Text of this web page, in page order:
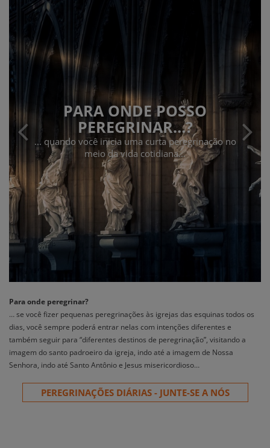
PARA ONDE POSSO
PEREGRINAR…?
... quando você inicia uma curta peregrinação no
meio da vida cotidiana...
Para onde peregrinar?
… se você fizer pequenas peregrinações às igrejas das esquinas todos os
dias, você sempre poderá entrar nelas com intenções diferentes e
também seguir para “diferentes destinos de peregrinação”, visitando a
imagem do santo padroeiro da igreja, indo até a imagem de Nossa
Senhora, indo até Santo Antônio e Jesus misericordioso…
PEREGRINAÇÕES DIÁRIAS - JUNTE-SE A NÓS